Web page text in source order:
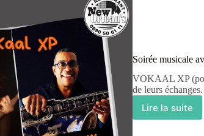
Soirée musicale
VOKAAL XP
de leurs
Lire la suite